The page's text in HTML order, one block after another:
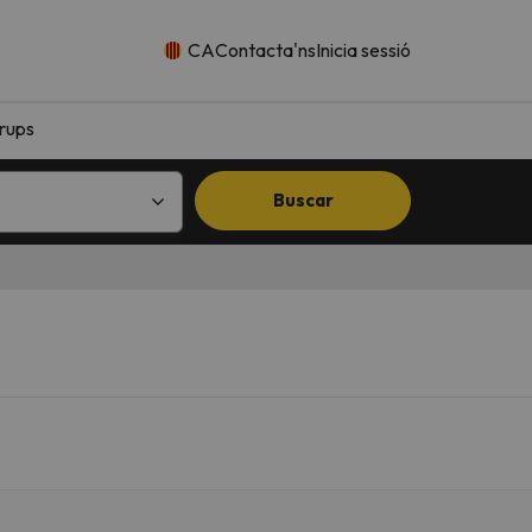
CAContacta'nsInicia sessió
Buscar